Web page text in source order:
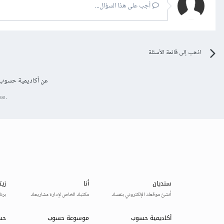
أجب على هذا السؤال...
اذهب إلى قائمة الأسئلة
عن أكاديمية